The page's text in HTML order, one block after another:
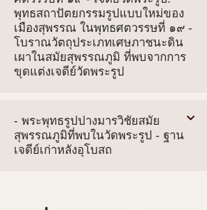
พุทธสถาปัตยกรรมรูปแบบใหม่ของ
เมืองสุพรรณ ในพุทธศตวรรษที่ ๑๙ -
โบราณวัตถุประเภทเศษภาชนะดิน
เผาในสมัยสุพรรณภูมิ ที่พบจากการ
ขุดแต่งเจดีย์วัดพระรูป
- พระพุทธรูปปางมารวิชัยสมัย
สุพรรณภูมิที่พบในวัดพระรูป - ฐาน
เจดีย์เก่าหลังอุโบสถ